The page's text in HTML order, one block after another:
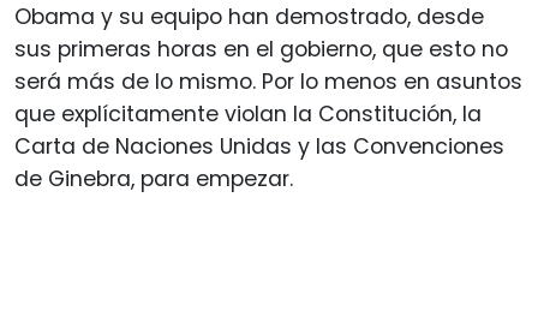
Obama y su equipo han demostrado, desde
sus primeras horas en el gobierno, que esto no
será más de lo mismo. Por lo menos en asuntos
que explícitamente violan la Constitución, la
Carta de Naciones Unidas y las Convenciones
de Ginebra, para empezar.